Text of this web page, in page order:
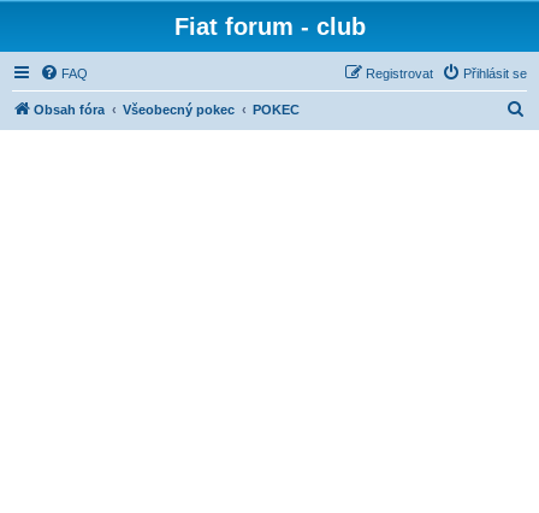
Fiat forum - club
FAQ Přihlásit se
Registrovat
Obsah fóra Všeobecný pokec POKEC